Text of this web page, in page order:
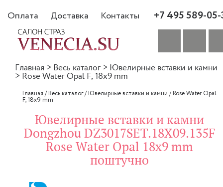
Оплата Доставка Контакты +7 495 589-
Главная > Весь каталог > Ювелирные вставки и камни
> Rose Water Opal F, 18x9 mm
Главная /Весь каталог/Ювелирные вставки и камни /Rose Water Opal
F, 18x9 mm
Ювелирные вставки и камни
Dongzhou DZ3017SET.18X09.135F
Rose Water Opal 18x9 mm
поштучно